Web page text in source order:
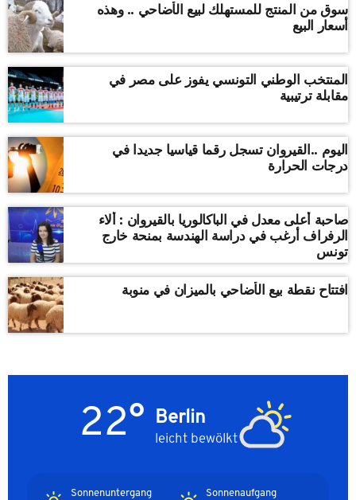
سوق من المنتج للمستهلك لبيع الأضاحي .. وهذه
أسعار البيع
المنتخب الوطني التونسي يفوز على مصر في
مقابلة ترتيبية
اليوم ..القيروان تسجل رقما قياسيا جديدا في
درجات الحرارة
صاحبة أعلى معدل في الباكالوريا بالقيروان : ألاء
الرفراف أرغب في دراسة الهندسة بمنحة خارج
تونس
افتتاح نقطة بيع الأضاحي بالميزان في منوبة
Berlin
leicht bewölkt
22°
Sonnenaufgang
Sonnenuntergang